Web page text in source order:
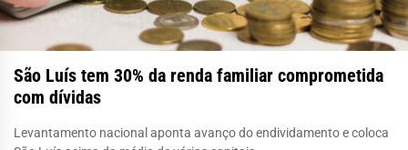
São Luís tem 30% da renda familiar comprometida
com dívidas
Levantamento nacional aponta avanço do endividamento e coloca